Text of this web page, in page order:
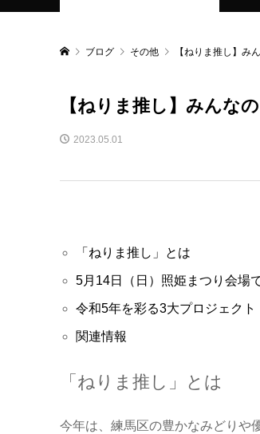
ブログ その他 【ねりま推し】み
【ねりま推し】みんな
2023.05.01
「ねりま推し」とは
5月14日（日）照姫まつり会場
令和5年を彩る3大プロジェクト
関連情報
「ねりま推し」とは
今年は、練馬区の豊かなみどりや